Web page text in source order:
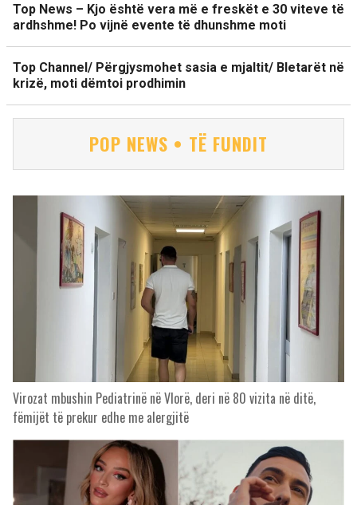
Top News – Kjo është vera më e freskët e 30 viteve të
ardhshme! Po vijnë evente të dhunshme moti
Top Channel/ Përgjysmohet sasia e mjaltit/ Bletarët në
krizë, moti dëmtoi prodhimin
POP NEWS • TË FUNDIT
Virozat mbushin Pediatrinë në Vlorë, deri në 80 vizita në ditë,
fëmijët të prekur edhe me alergjitë